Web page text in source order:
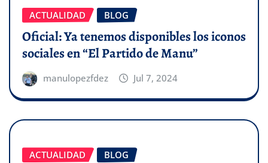
ACTUALIDAD BLOG
Oficial: Ya tenemos disponibles los iconos
sociales en “El Partido de Manu”
manulopezfdez Jul 7, 2024
ACTUALIDAD BLOG